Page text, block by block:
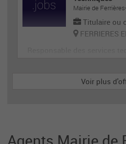
tive, il p
Mairie de
Titulaire ou
FERRIERES
Voir plus